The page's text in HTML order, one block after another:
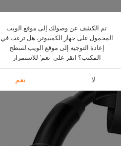
تم الكشف عن وصولك إلى موقع الويب
المحمول على جهاز الكمبيوتر، هل ترغب في
إعادة التوجيه إلى موقع الويب لسطح
المكتب؟ انقر على 'نعم' للاستمرار
لا نعم